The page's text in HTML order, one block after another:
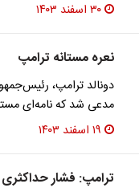
۳۰ اسفند ۱۴۰۳
نعره مستانه ترامپ
دونالد ترامپ،
مدعی شد که نامه‌ای
۱۹ اسفند ۱۴۰۳
ترامپ: فشار حداکثری